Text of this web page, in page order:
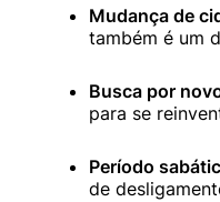
Mudança de
também é um
Busca por
para se
Período
de